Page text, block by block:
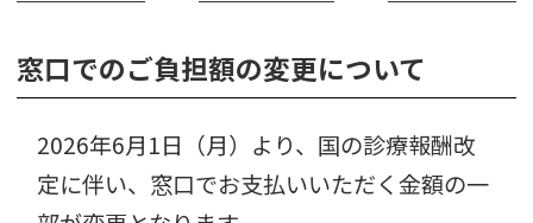
窓口でのご負担額の変更について
2026年6月1日（月）より、国の診療報酬改
定に伴い、窓口でお支払いいただく金額の一